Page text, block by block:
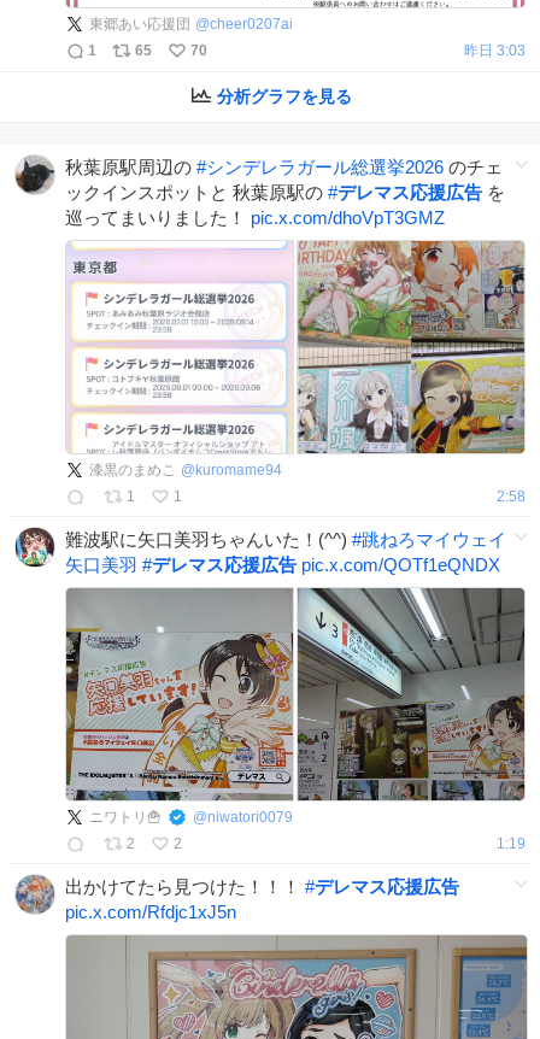
東郷あい応援団 @cheer0207ai
1
65 70 昨日 3:03
分析グラフを見る
秋葉原駅周辺の #シンデレラガール総選挙2026 のチェ
ックインスポットと 秋葉原駅の #デレマス応援広告 を
巡ってまいりました！ pic.x.com/dhoVpT3GMZ
漆黒のまめこ @ kuromame94
1
1 2:58
難波駅に矢口美羽ちゃんいた！(^^) #跳ねろマイウェイ
矢口美羽 #デレマス応援広告 pic.x.com/QOTf1eQNDX
ニワトリ🍟 @niwatori0079
2
2 1:19
出かけてたら見つけた！！！ #デレマス応援広告
pic.x.com/Rfdjc1xJ5n